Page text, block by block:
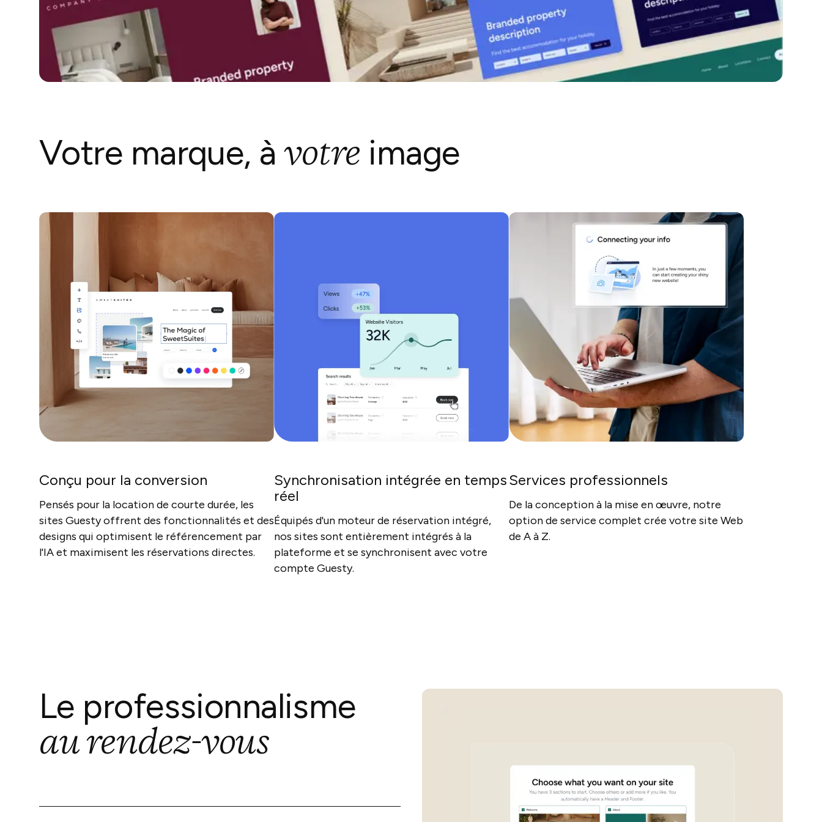
Votre marque, àvotre image
Conçu pour la conversion
Pensés pour la location de courte durée, les
sites Guesty offrent des fonctionnalités et des
designs qui optimisent le référencement par
l'IA et maximisent les réservations directes.
Synchronisation intégrée en temps
réel
Équipés d'un moteur de réservation intégré,
nos sites sont entièrement intégrés à la
plateforme et se synchronisent avec votre
compte Guesty.
Services professionnels
De la conception à la mise en œuvre, notre
option de service complet crée votre site Web
de A à Z.
Le professionnalisme
au rendez-vous